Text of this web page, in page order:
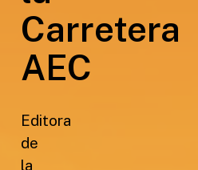
Carretera
AEC
Editora
de
la